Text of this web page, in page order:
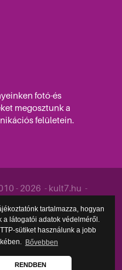
tartalmazza, hogyan
a látogatói adatok védelméről.
sütiket használunk a jobb
Bővebben
RENDBEN
fotó-és
megosztunk a
felületein.
- 2026 - kult7.hu -